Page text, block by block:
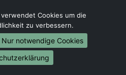
Cookies um die
zu verbessern.
Nur notwendige Cookies